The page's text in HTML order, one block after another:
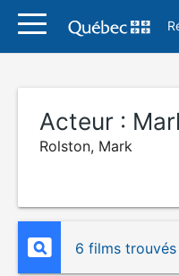
Acteur :
Rolston, Mark
6 films trouvés